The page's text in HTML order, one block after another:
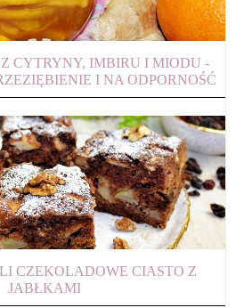
CYTRYNY, IMBIRU I MIODU -
I NA ODPORNOŚĆ
CZEKOLADOWE CIASTO Z
JABŁKAMI